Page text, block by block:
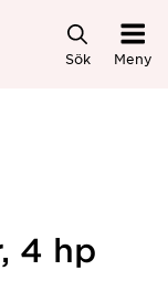
Sök Meny
4 hp